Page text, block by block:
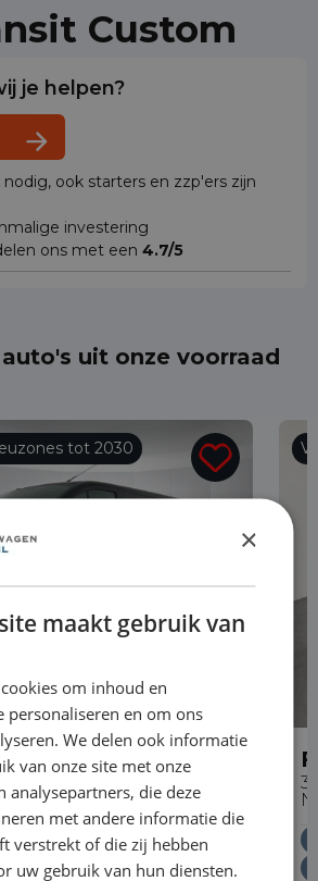
Custom
je helpen?
nodig, ook starters en zzp'ers zijn
investering
ons met een 4.7/5
uit onze voorraad
tot 2030
Custom
Trend Automaat
Levering door heel Nederland
tot 2030
×
maakt gebruik van
om inhoud en
personaliseren en om ons
We delen ook informatie
van onze site met onze
analysepartners, die deze
met andere informatie die
verstrekt of die zij hebben
uw gebruik van hun diensten.